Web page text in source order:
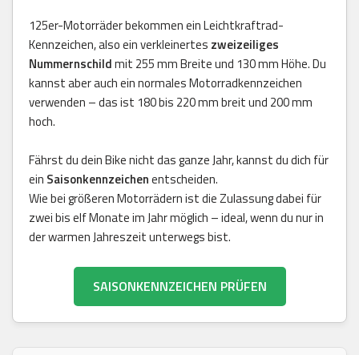
125er-Motorräder bekommen ein Leichtkraftrad-
Kennzeichen, also ein verkleinertes zweizeiliges
Nummernschildmit 255 mm Breite und 130 mm Höhe. Du
kannst aber auch ein normales Motorradkennzeichen
verwenden – das ist 180 bis 220 mm breit und 200 mm
hoch.
Fährst du dein Bike nicht das ganze Jahr, kannst du dich für
ein Saisonkennzeichenentscheiden.
Wie bei größeren Motorrädern ist die Zulassung dabei für
zwei bis elf Monate im Jahr möglich – ideal, wenn du nur in
der warmen Jahreszeit unterwegs bist.
SAISONKENNZEICHEN PRÜFEN